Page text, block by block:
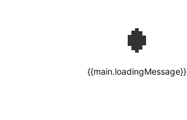
{{main.loadingMessage}}